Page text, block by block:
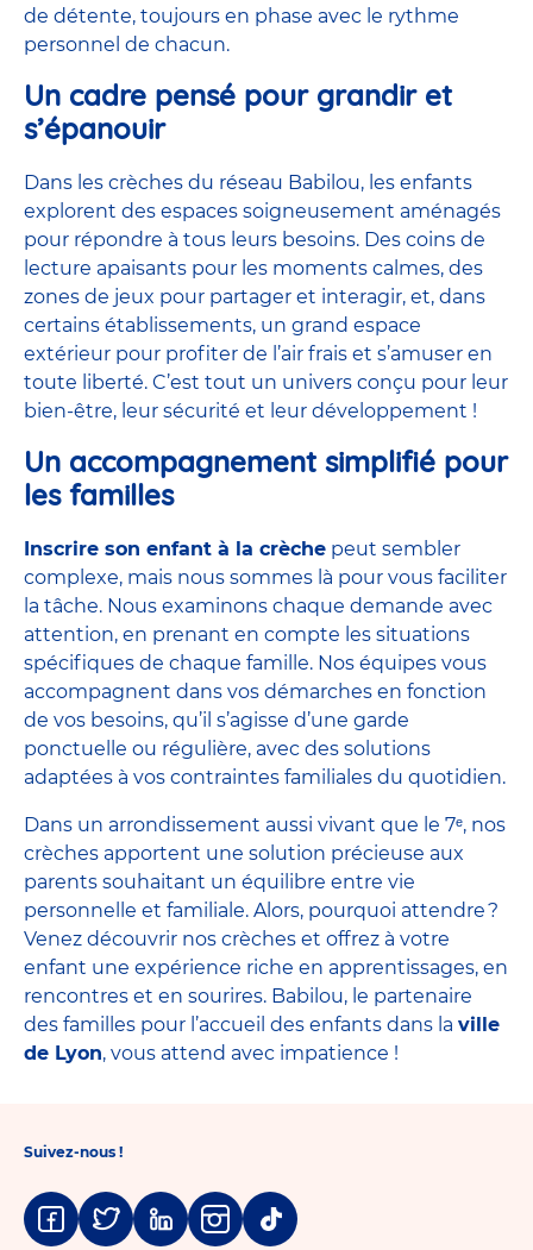
de détente, toujours en phase avec le rythme
personnel de chacun.
Un cadre pensé pour grandir et
s’épanouir
Dans les crèches du réseau Babilou, les enfants
explorent des espaces soigneusement aménagés
pour répondre à tous leurs besoins. Des coins de
lecture apaisants pour les moments calmes, des
zones de jeux pour partager et interagir, et, dans
certains établissements, un grand espace
extérieur pour profiter de l’air frais et s’amuser en
toute liberté. C’est tout un univers conçu pour leur
bien-être, leur sécurité et leur développement !
Un accompagnement simplifié pour
les familles
Inscrire son enfant à la crèche peut sembler
complexe, mais nous sommes là pour vous faciliter
la tâche. Nous examinons chaque demande avec
attention, en prenant en compte les situations
spécifiques de chaque famille. Nos équipes vous
accompagnent dans vos démarches en fonction
de vos besoins, qu’il s’agisse d’une garde
ponctuelle ou régulière, avec des solutions
adaptées à vos contraintes familiales du quotidien.
Dans un arrondissement aussi vivant que le 7ᵉ, nos
crèches apportent une solution précieuse aux
parents souhaitant un équilibre entre vie
personnelle et familiale. Alors, pourquoi attendre ?
Venez découvrir nos crèches et offrez à votre
enfant une expérience riche en apprentissages, en
rencontres et en sourires. Babilou, le partenaire
des familles pour l’accueil des enfants dans la ville
de Lyon, vous attend avec impatience !
Suivez-nous !
Facebook
TwitterLinkedinInstagram
Tiktok